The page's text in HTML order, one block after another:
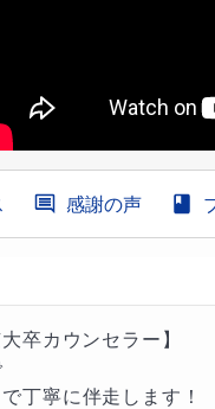
感謝の声
卒カウンセラー】
丁寧に伴走します！